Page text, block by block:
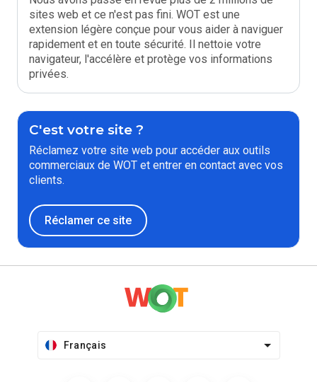
sites web et ce n'est pas fini. WOT est une
extension légère conçue pour vous aider à naviguer
rapidement et en toute sécurité. Il nettoie votre
navigateur, l'accélère et protège vos informations
privées.
C'est votre site ?
Réclamez votre site web pour accéder aux outils
commerciaux de WOT et entrer en contact avec vos
clients.
Réclamer ce site
Français